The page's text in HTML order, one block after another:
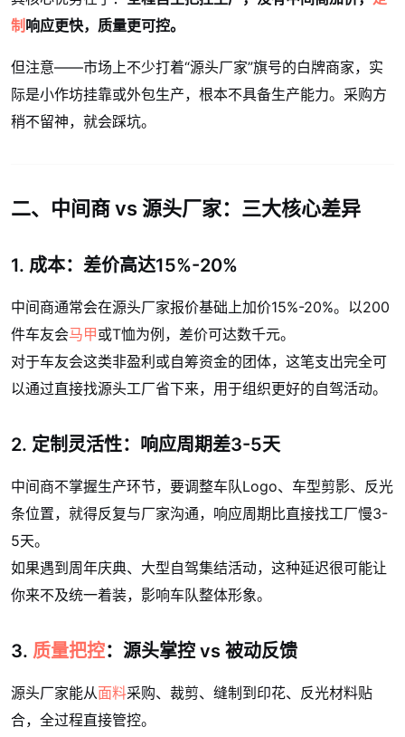
制 响应更快，质量更可控。
但注意——市场上不少打着“源头厂家”旗号的白牌商家，实
际是小作坊挂靠或外包生产，根本不具备生产能力。采购方
稍不留神，就会踩坑。
二、中间商 vs 源头厂家：三大核心差异
1. 成本：差价高达15%-20%
中间商通常会在源头厂家报价基础上加价15%-20%。以200
件车友会马甲或T恤为例，差价可达数千元。
对于车友会这类非盈利或自筹资金的团体，这笔支出完全可
以通过直接找源头工厂省下来，用于组织更好的自驾活动。
2. 定制灵活性：响应周期差3-5天
中间商不掌握生产环节，要调整车队Logo、车型剪影、反光
条位置，就得反复与厂家沟通，响应周期比直接找工厂慢3-
5天。
如果遇到周年庆典、大型自驾集结活动，这种延迟很可能让
你来不及统一着装，影响车队整体形象。
3. 质量把控：源头掌控 vs 被动反馈
源头厂家能从面料采购、裁剪、缝制到印花、反光材料贴
合，全过程直接管控。